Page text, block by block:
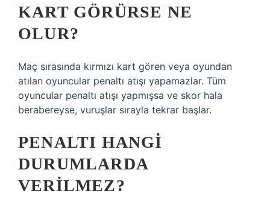
KART GÖRÜRSE NE
OLUR?
Maç sırasında kırmızı kart gören veya oyundan
atılan oyuncular penaltı atışı yapamazlar. Tüm
oyuncular penaltı atışı yapmışsa ve skor hala
berabereyse, vuruşlar sırayla tekrar başlar.
PENALTI HANGI
DURUMLARDA
VERILMEZ?